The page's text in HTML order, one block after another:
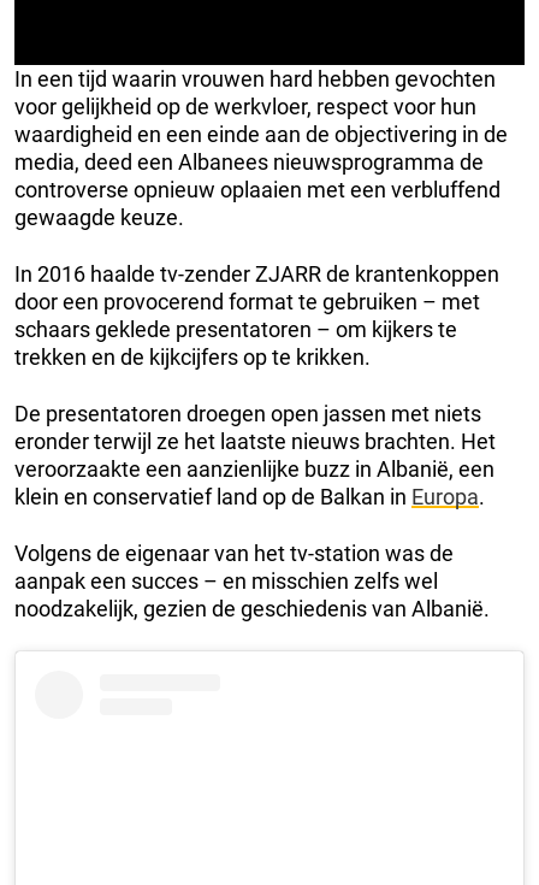
In een tijd waarin vrouwen hard hebben gevochten
voor gelijkheid op de werkvloer, respect voor hun
waardigheid en een einde aan de objectivering in de
media, deed een Albanees nieuwsprogramma de
controverse opnieuw oplaaien met een verbluffend
gewaagde keuze.
In 2016 haalde tv-zender ZJARR de krantenkoppen
door een provocerend format te gebruiken – met
schaars geklede presentatoren – om kijkers te
trekken en de kijkcijfers op te krikken.
De presentatoren droegen open jassen met niets
eronder terwijl ze het laatste nieuws brachten. Het
veroorzaakte een aanzienlijke buzz in Albanië, een
klein en conservatief land op de Balkan in Europa.
Volgens de eigenaar van het tv-station was de
aanpak een succes – en misschien zelfs wel
noodzakelijk, gezien de geschiedenis van Albanië.